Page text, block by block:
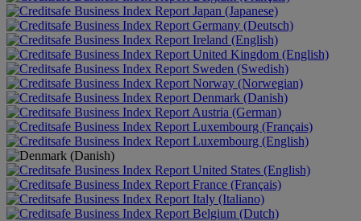
Japan (Japanese)
Germany (Deutsch)
Ireland (English)
United Kingdom (English)
Sweden (Swedish)
Norway (Norwegian)
Denmark (Danish)
Austria (German)
Luxembourg (Français)
Luxembourg (English)
United States (English)
France (Français)
Italy (Italiano)
Belgium (Dutch)